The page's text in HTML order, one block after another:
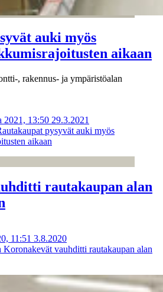
auki myös
aikaan
, rakennus- ja ympäristöalan
2021, 13:50 29.3.2021
pysyvät auki myös
aikaan
rautakaupan alan
11:51 3.8.2020
vauhditti rautakaupan alan